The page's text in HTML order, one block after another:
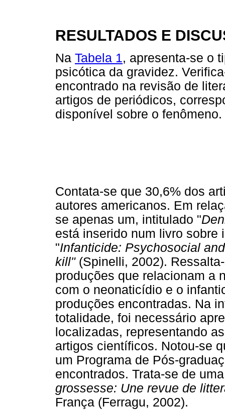
RESULTADOS E
Na Tabela 1, apresenta-se o
psicótica da gravidez.
encontrado na revisão de
artigos de periódicos,
disponível sobre o fenômeno.
Contata-se que 30,6% dos
autores americanos. Em
se apenas um, intitulado "
está inserido num livro
"Infanticide: Psychosocial
kill" (Spinelli, 2002).
produções que relacionam a
com o neonaticídio e o
produções encontradas. Na
totalidade, foi necessário
localizadas, representando
artigos científicos. Notou-se
um Programa de Pós-
encontrados. Trata-se de
grossesse: Une revue de
França (Ferragu, 2002).